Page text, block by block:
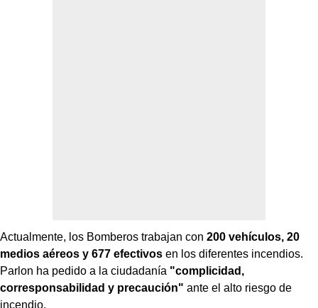
Actualmente, los Bomberos trabajan con 200 vehículos, 20
medios aéreos y 677 efectivos en los diferentes incendios.
Parlon ha pedido a la ciudadanía "complicidad,
corresponsabilidad y precaución" ante el alto riesgo de
incendio.